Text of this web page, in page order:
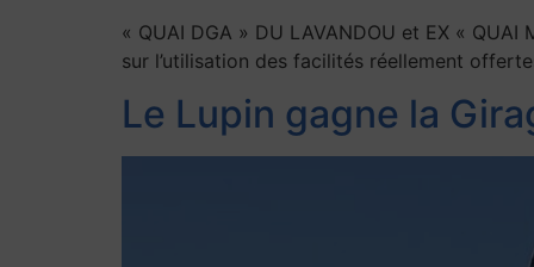
« QUAI DGA » DU LAVANDOU et EX «
sur l’utilisation des facilités réellement
Le Lupin gagne la